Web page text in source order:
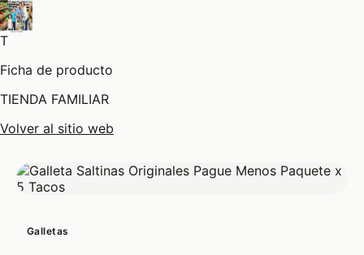
T
Ficha de producto
TIENDA FAMILIAR
Volver al sitio web
Galletas